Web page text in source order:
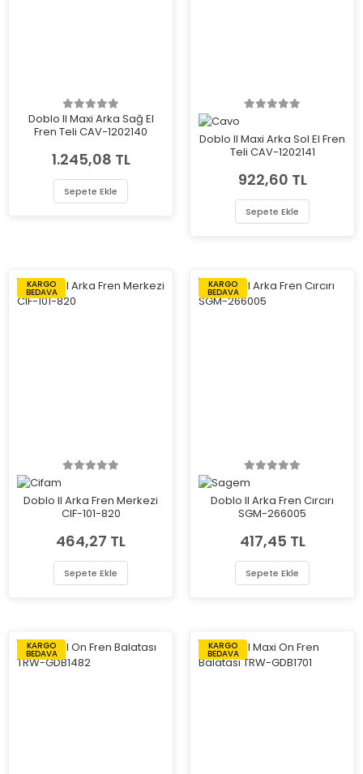
Doblo II Maxi Arka Sağ El
Fren Teli CAV-1202140
1.245,08 TL
Sepete Ekle
Doblo II Maxi Arka Sol El Fren
Teli CAV-1202141
922,60 TL
Sepete Ekle
KARGO
BEDAVA
Doblo II Arka Fren Merkezi
CIF-101-820
464,27 TL
Sepete Ekle
KARGO
BEDAVA
Doblo II Arka Fren Cırcırı
SGM-266005
417,45 TL
Sepete Ekle
KARGO
BEDAVA
KARGO
BEDAVA